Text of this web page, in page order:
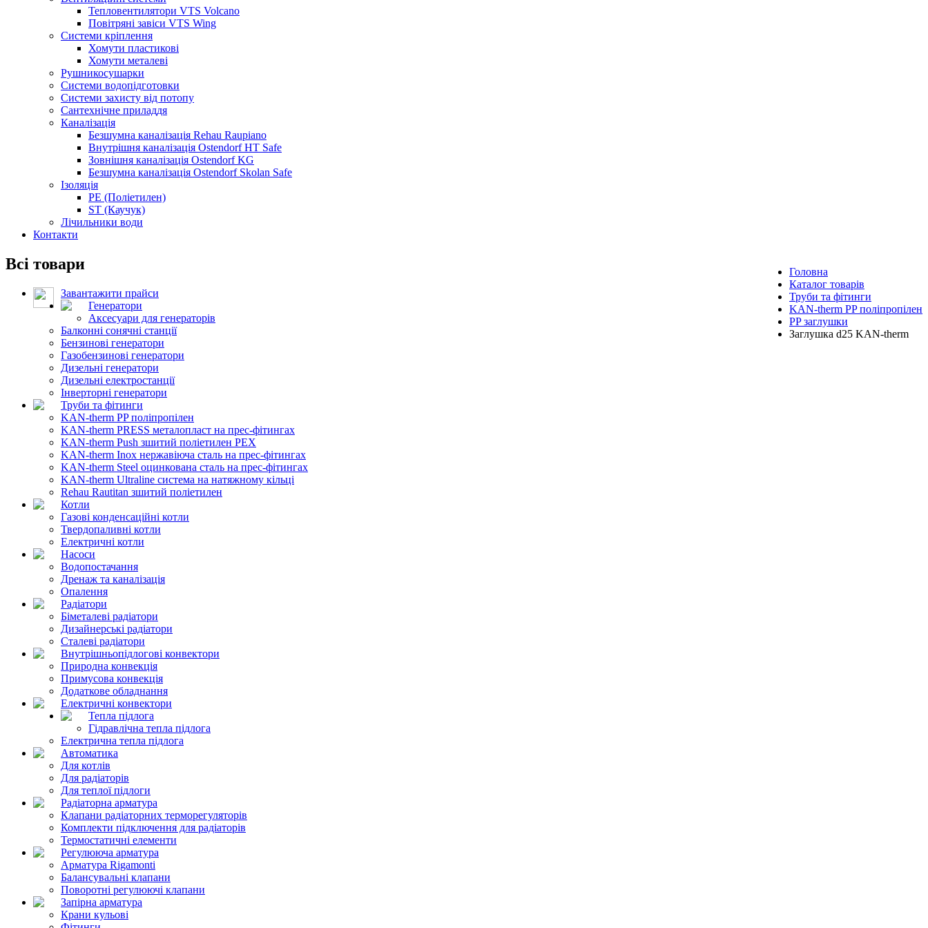
Тепловентилятори VTS Volcano
Повітряні завіси VTS Wing
Системи кріплення
Хомути пластикові
Хомути металеві
Рушникосушарки
Системи водопідготовки
Системи захисту від потопу
Сантехнічне приладдя
Каналізація
Безшумна каналізація Rehau Raupiano
Внутрішня каналізація Ostendorf HT Safe
Зовнішня каналізація Ostendorf KG
Безшумна каналізація Ostendorf Skolan Safe
Ізоляція
PE (Поліетилен)
ST (Каучук)
Лічильники води
Контакти
Головна
Каталог товарів
Труби та фітинги
KAN-therm PP поліпропілен
PP заглушки
Заглушка d25 KAN-therm
Всі товари
Завантажити прайси
Генератори
Аксесуари для генераторів
Балконні сонячні станції
Бензинові генератори
Газобензинові генератори
Дизельні генератори
Дизельні електростанції
Інверторні генератори
Труби та фітинги
KAN-therm PP поліпропілен
KAN-therm PRESS металопласт на прес-фітингах
KAN-therm Push зшитий поліетилен PEX
KAN-therm Inox нержавіюча сталь на прес-фітингах
KAN-therm Steel оцинкована сталь на прес-фітингах
KAN-therm Ultraline система на натяжному кільці
Rehau Rautitan зшитий поліетилен
Котли
Газові конденсаційні котли
Твердопаливні котли
Електричні котли
Насоси
Водопостачання
Дренаж та каналізація
Опалення
Радіатори
Біметалеві радіатори
Дизайнерські радіатори
Сталеві радіатори
Внутрішньопідлогові конвектори
Природна конвекція
Примусова конвекція
Додаткове обладнання
Електричні конвектори
Тепла підлога
Гідравлічна тепла підлога
Електрична тепла підлога
Автоматика
Для котлів
Для радіаторів
Для теплої підлоги
Радіаторна арматура
Клапани радіаторних терморегуляторів
Комплекти підключення для радіаторів
Термостатичні елементи
Регулююча арматура
Арматура Rigamonti
Балансувальні клапани
Поворотні регулюючі клапани
Запірна арматура
Крани кульові